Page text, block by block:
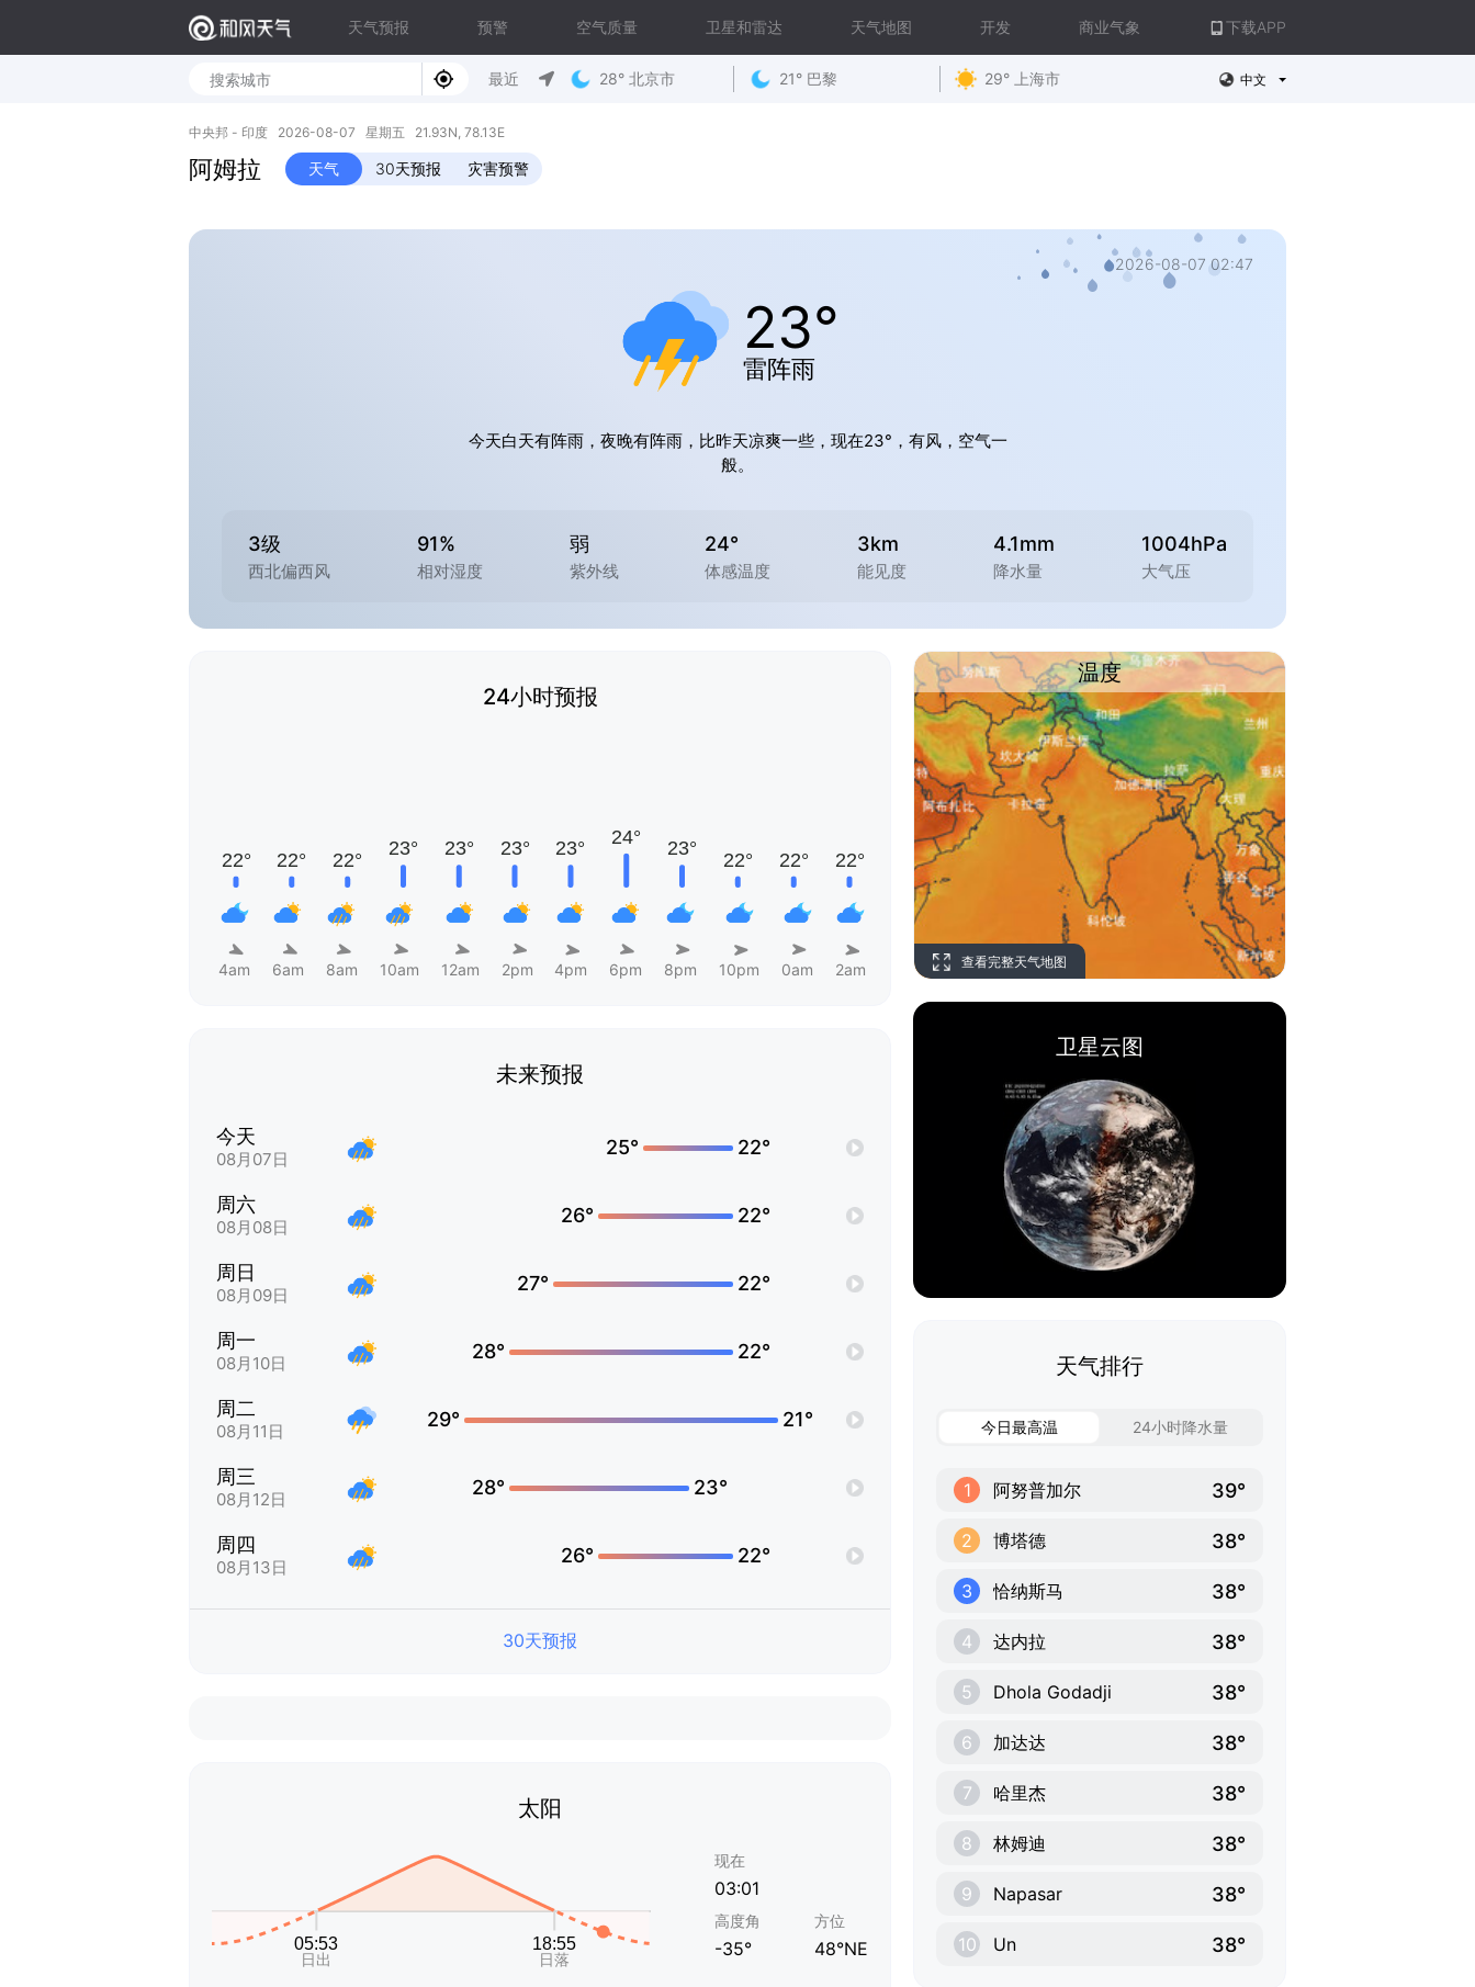
天气预报 预警 空气质量 卫星和雷达 天气地图 开发 商业气象 下载APP
最近 28° 北京市 21° 巴黎 29° 上海市 中文
中央邦 - 印度 2026-08-07 星期五 21.93N, 78.13E
阿姆拉 天气 30天预报 灾害预警
2026-08-07 02:47
23°
雷阵雨
今天白天有阵雨，夜晚有阵雨，比昨天凉爽一些，现在23°，有风，空气一
般。
3级
西北偏西风
91%
相对湿度
弱
紫外线
24°
体感温度
3km
能见度
4.1mm
降水量
1004hPa
大气压
24小时预报
4am 6am 8am 10am 12am 2pm 4pm 6pm 8pm 10pm 0am 2am
未来预报
今天
08月07日
25° 22°
周六
08月08日
26° 22°
周日
08月09日
27° 22°
周一
08月10日
28° 22°
周二
08月11日
29° 21°
周三
08月12日
28° 23°
周四
08月13日
26° 22°
30天预报
太阳
现在
03:01
高度角
-35°
方位
48°NE
温度
查看完整天气地图
卫星云图
天气排行
今日最高温 24小时降水量
1 阿努普加尔 39°
2 博塔德 38°
3 恰纳斯马 38°
4 达内拉 38°
5 Dhola Godadji 38°
6 加达达 38°
7 哈里杰 38°
8 林姆迪 38°
9 Napasar 38°
10 Un 38°